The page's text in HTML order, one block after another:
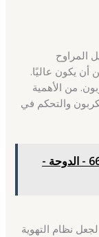
المراوح
أن يكون عاليًا.
من الأهمية
والتحكم في
تهوية مركزية الكويت 66568837 - الدوحة -
نظام التهوية